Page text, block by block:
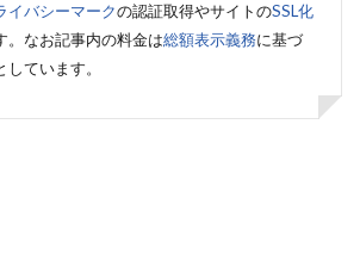
イバシーマークの認証取得やサイトのSSL化
なお記事内の料金は総額表示義務に基づ
ています。